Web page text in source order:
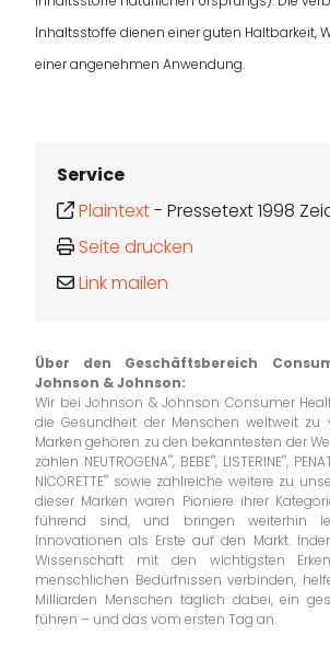
Inhaltsstoffe dienen einer guten Haltbarkeit,
einer angenehmen Anwendung.
Service
Plaintext- Pressetext 1998
Seite drucken
Link mailen
Über den Geschäftsbereich
Johnson & Johnson:
Wir bei Johnson & Johnson Consumer
die Gesundheit der Menschen weltweit zu
Marken gehören zu den bekanntesten der
zählen NEUTROGENA®, BEBE®, LISTERINE®,
NICORETTE® sowie zahlreiche weitere zu
dieser Marken waren Pioniere ihrer
führend sind, und bringen weiterhin
Innovationen als Erste auf den Markt.
Wissenschaft mit den wichtigsten
menschlichen Bedürfnissen verbinden,
Milliarden Menschen täglich dabei, ein
führen – und das vom ersten Tag an.